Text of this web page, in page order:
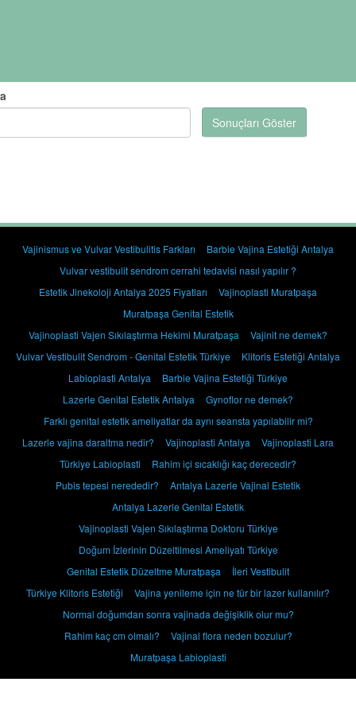
Sonuçları Göster
Vajinismus ve Vulvar Vestibulitis Farkları
Barbie Vajina Estetiği Antalya
Vulvar vestibulit sendrom cerrahi tedavisi nasıl yapılır ?
Estetik Jinekoloji Antalya 2025 Fiyatları
Vajinoplasti Muratpaşa
Muratpaşa Genital Estetik
Vajinoplasti Vajen Sıkılaştırma Hekimi Muratpaşa
Vajinit ne demek?
Vulvar Vestibulit Sendrom - Genital Estetik Türkiye
Klitoris Estetiği Antalya
Labioplasti Antalya
Barbie Vajina Estetiği Türkiye
Lazerle Genital Estetik Antalya
Gynoflor ne demek?
Farklı genital estetik ameliyatlar da aynı seansta yapılabilir mi?
Lazerle vajina daraltma nedir?
Vajinoplasti Antalya
Vajinoplasti Lara
Türkiye Labioplasti
Rahim içi sıcaklığı kaç derecedir?
Pubis tepesi nerededir?
Antalya Lazerle Vajinal Estetik
Antalya Lazerle Genital Estetik
Vajinoplasti Vajen Sıkılaştırma Doktoru Türkiye
Doğum İzlerinin Düzeltilmesi Ameliyatı Türkiye
Genital Estetik Düzeltme Muratpaşa
İleri Vestibulit
Türkiye Klitoris Estetiği
Vajina yenileme için ne tür bir lazer kullanılır?
Normal doğumdan sonra vajinada değişiklik olur mu?
Rahim kaç cm olmalı?
Vajinal flora neden bozulur?
Muratpaşa Labioplasti